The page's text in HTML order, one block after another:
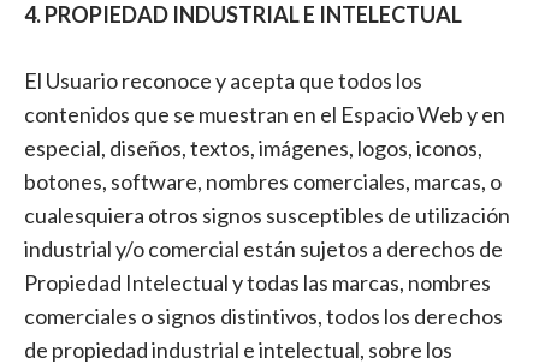
4. PROPIEDAD INDUSTRIAL E INTELECTUAL
El Usuario reconoce y acepta que todos los
contenidos que se muestran en el Espacio Web y en
especial, diseños, textos, imágenes, logos, iconos,
botones, software, nombres comerciales, marcas, o
cualesquiera otros signos susceptibles de utilización
industrial y/o comercial están sujetos a derechos de
Propiedad Intelectual y todas las marcas, nombres
comerciales o signos distintivos, todos los derechos
de propiedad industrial e intelectual, sobre los